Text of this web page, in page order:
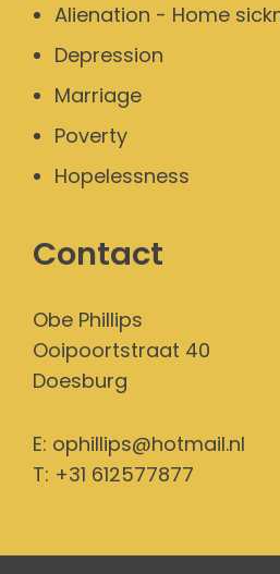
Alienation - Home
Depression
Marriage
Poverty
Hopelessness
Contact
Obe Phillips
Ooipoortstraat 40
Doesburg
E: ophillips@hotmail.nl
T: +31 612577877